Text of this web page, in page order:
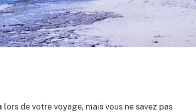
lors de votre voyage, mais vous ne savez pas